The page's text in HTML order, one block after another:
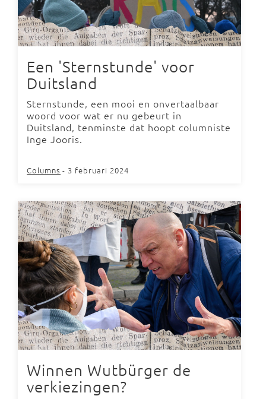
Een 'Sternstunde' voor
Duitsland
Sternstunde, een mooi en onvertaalbaar
woord voor wat er nu gebeurt in
Duitsland, tenminste dat hoopt columniste
Inge Jooris.
Columns - 3 februari 2024
Winnen Wutbürger de
verkiezingen?